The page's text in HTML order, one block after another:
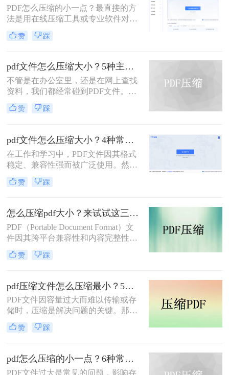
它支持自定义压缩等级、图片重采
样，且完全本地处理，安全无广告。
的需求，然后逐一详解每种方法的具
PDF怎么压缩的小一点？最直接的方
法是用在线压缩工具或专业软件对
PDF文件进行重新编码和优化，通过
降低图片分辨率、压缩内嵌字体、去
可读的前提下将文件体积缩小到原来
的10%~50%。
赞 踩
pdf文件怎么压缩大小？5种主流压缩方法分享！
不管是在办公室里，还是在网上查找
资料，我们都经常碰到PDF文件。在
工作中，发送邮件需要PDF文件格
式，但太大的PDF文件也是一个棘手
被限制为5M，否则就发送不了。若能
pdf文件怎么压缩大小，那就可轻松上
传。在今天，我们将分享两种简单的
pdf文件压缩方式。
赞 踩
pdf文件怎么压缩大小？4种常用压缩方法详解！
在工作和学习中，PDF文件因其格式
稳定、兼容性强而被广泛使用。然
而，PDF文件体积过大常会导致存储
空间不足、传输速度慢等问题。那么
4种常用的PDF压缩方法，帮助您快速
减小文件大小。
赞 踩
怎么压缩pdf大小？来试试这三种压缩方式！
PDF（Portable Document Format）文
件因其跨平台兼容性和内容完整性而
广泛应用于各种场合。然而，随着
PDF文件中包含的图片、图表、字体
大，给存储和传输带来了不便。那么
怎么压缩pdf大小呢？为了解决这个问
题，本文将介绍三种压缩PDF大小的
方法。
赞 踩
pdf压缩文件怎么压缩最小？5个常用方法全解析！
PDF文件因容量过大而难以传输或存
储时，压缩是解决问题的关键。那么
pdf压缩文件怎么压缩最小呢？本文将
介绍几种高效压缩PDF的方法，帮助
赞 踩
pdf怎么压缩的小一点？6种常用方案详解！
PDF文件过大是常见的问题，影响存